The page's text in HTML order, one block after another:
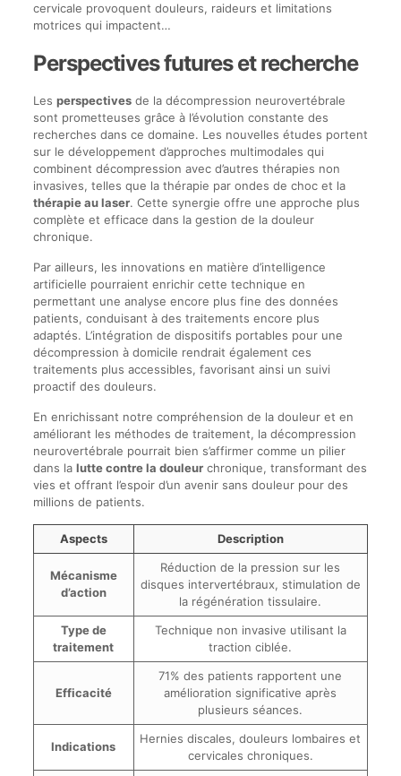
cervicale provoquent douleurs, raideurs et limitations
motrices qui impactent…
Perspectives futures et recherche
Les perspectivesde la décompression neurovertébrale
sont prometteuses grâce à l’évolution constante des
recherches dans ce domaine. Les nouvelles études portent
sur le développement d’approches multimodales qui
combinent décompression avec d’autres thérapies non
invasives, telles que la thérapie par ondes de choc et la
thérapie au laser. Cette synergie offre une approche plus
complète et efficace dans la gestion de la douleur
chronique.
Par ailleurs, les innovations en matière d’intelligence
artificielle pourraient enrichir cette technique en
permettant une analyse encore plus fine des données
patients, conduisant à des traitements encore plus
adaptés. L’intégration de dispositifs portables pour une
décompression à domicile rendrait également ces
traitements plus accessibles, favorisant ainsi un suivi
proactif des douleurs.
En enrichissant notre compréhension de la douleur et en
améliorant les méthodes de traitement, la décompression
neurovertébrale pourrait bien s’affirmer comme un pilier
dans la lutte contre la douleurchronique, transformant des
vies et offrant l’espoir d’un avenir sans douleur pour des
millions de patients.
Aspects Description
Mécanisme
d’action
Réduction de la pression sur les
disques intervertébraux, stimulation de
la régénération tissulaire.
Type de
traitement
Technique non invasive utilisant la
traction ciblée.
Efficacité
71% des patients rapportent une
amélioration significative après
plusieurs séances.
Indications
Hernies discales, douleurs lombaires et
cervicales chroniques.